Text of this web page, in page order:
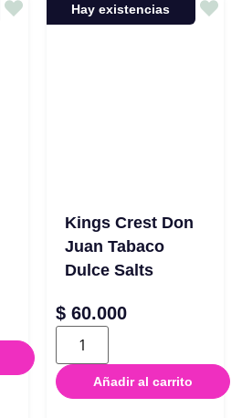
Hay existencias
Kings Crest Don
Juan Tabaco
Dulce Salts
$ 60.000
Añadir al carrito